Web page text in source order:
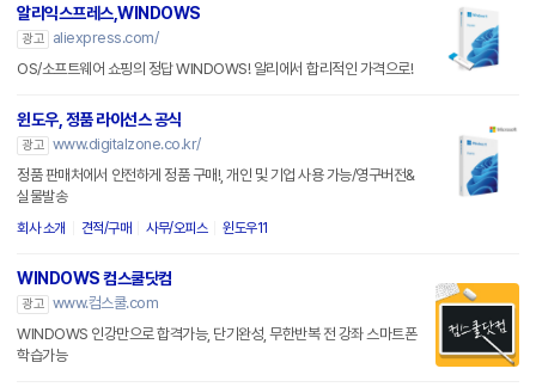
알리익스프레스,WINDOWS
광고
aliexpress.com/
OS/소프트웨어 쇼핑의 정답 WINDOWS! 알리에서 합리적인 가격으로!
윈도우, 정품 라이선스 공식
광고 www.digitalzone.co.kr/
정품 판매처에서 안전하게 정품 구매!, 개인 및 기업 사용 가능/영구버전&
실물발송
회사 소개 견적/구매 사무/오피스 윈도우11
WINDOWS 컴스쿨닷컴
광고 www.컴스쿨.com
WINDOWS 인강만으로 합격가능, 단기완성, 무한반복 전 강좌 스마트폰
학습가능